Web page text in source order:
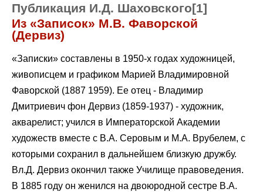
Публикация И.Д. Шаховского[1]
Из «Записок» М.В. Фаворской
(Дервиз)
«Записки» составлены в 1950-х годах художницей,
живописцем и графиком Марией Владимировной
Фаворской (1887 1959). Ее отец - Владимир
Дмитриевич фон Дервиз (1859-1937) - художник,
акварелист; учился в Императорской Академии
художеств вместе с В.А. Серовым и М.А. Врубелем, с
которыми сохранил в дальнейшем близкую дружбу.
Вл.Д. Дервиз окончил также Училище правоведения.
В 1885 году он женился на двоюродной сестре В.А.